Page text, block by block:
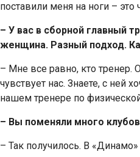
поставили меня на ноги – это
– У вас в сборной главный
женщина. Разный подход.
– Мне все равно, кто тренер.
чувствует нас. Знаете, с ней
нашем тренере по
– Вы поменяли много
– Так получилось. В «Динамо»